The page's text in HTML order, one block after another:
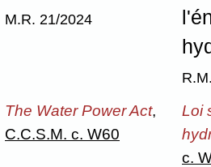
M.R. 21/2024
The Water Power Act,
C.C.S.M. c. W60
Loi
c.